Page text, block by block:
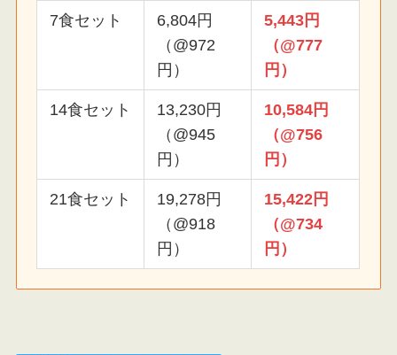
7食セット
6,804円
（@972
円）
5,443円
（@777
円）
14食セット
13,230円
（@945
円）
10,584円
（@756
円）
21食セット
19,278円
（@918
円）
15,422円
（@734
円）